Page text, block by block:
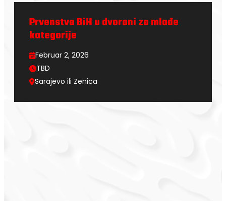
Prvenstvo BiH u dvorani za mlađe
kategorije
Februar 2, 2026
TBD
Sarajevo ili Zenica